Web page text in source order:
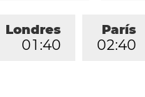
París
02:40
Londres
01 :40